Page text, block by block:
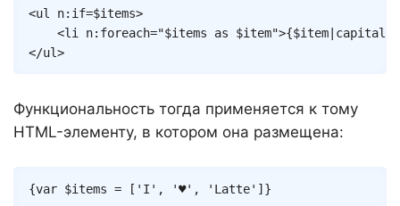
<ul n:if=$items>
<li n:foreach="$items as $item">{$item|
</ul>
Функциональность тогда применяется к тому
HTML-элементу, в котором она размещена:
{var $items = [ 'I' , '♥' , 'Latte' ] }